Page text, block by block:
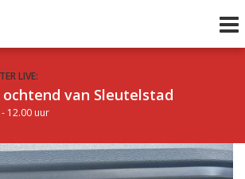
LIVE:
ochtend van Sleutelstad
- 12.00 uur
Sleutelstad